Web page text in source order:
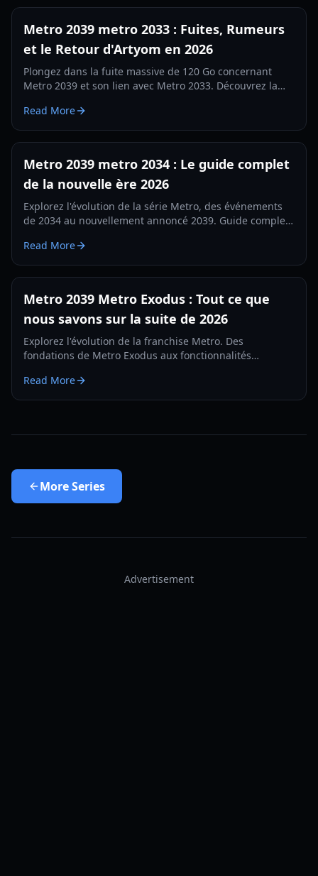
Metro 2039 metro 2033 : Fuites, Rumeurs
et le Retour d'Artyom en 2026
Plongez dans la fuite massive de 120 Go concernant
Metro 2039 et son lien avec Metro 2033. Découvrez la
Engine 5.
Read More
Metro 2039 metro 2034 : Le guide complet
de la nouvelle ère 2026
Explorez l'évolution de la série Metro, des événements
de 2034 au nouvellement annoncé 2039. Guide complet
Read More
Metro 2039 Metro Exodus : Tout ce que
nous savons sur la suite de 2026
Explorez l'évolution de la franchise Metro. Des
fondations de Metro Exodus aux fonctionnalités
gameplay et les détails de sortie.
Read More
MoreSeries
Advertisement